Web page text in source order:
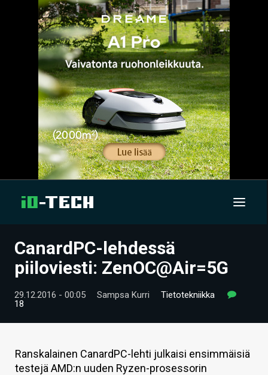
UUTISET
VIDEOT
TIETOA
CanardPC-lehdessä
piiloviesti: ZenOC@Air=5G
29.12.2016 - 00:05 Sampsa Kurri
Tietotekniikka
18
Ranskalainen CanardPC-lehti julkaisi ensimmäisiä
testejä AMD:n uuden Ryzen-prosessorin